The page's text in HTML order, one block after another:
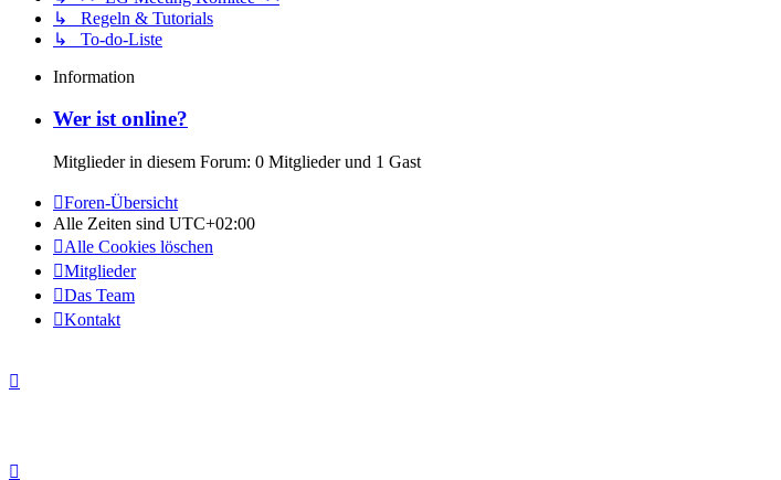
↳ Regeln & Tutorials
↳ To-do-Liste
Information
Wer ist online?
Mitglieder in diesem Forum: 0 Mitglieder und 1 Gast
Foren-Übersicht
Alle Zeiten sind UTC+02:00
Alle Cookies löschen
Mitglieder
Das Team
Kontakt